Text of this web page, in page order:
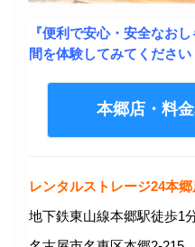
『便利で安心・安全なお
間を体験してみてください
本郷店・料
レンタルストレージ24本郷
地下鉄東山線本郷駅徒歩1